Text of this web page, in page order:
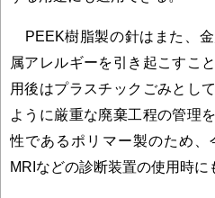
PEEK樹脂製の針はまた、
属アレルギーを引き起こすこ
用後はプラスチックごみとし
ように厳重な廃棄工程の管理
性であるポリマー製のため
MRIなどの診断装置の使用時に